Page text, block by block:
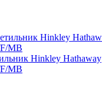
Hinkley Hathaway
MB